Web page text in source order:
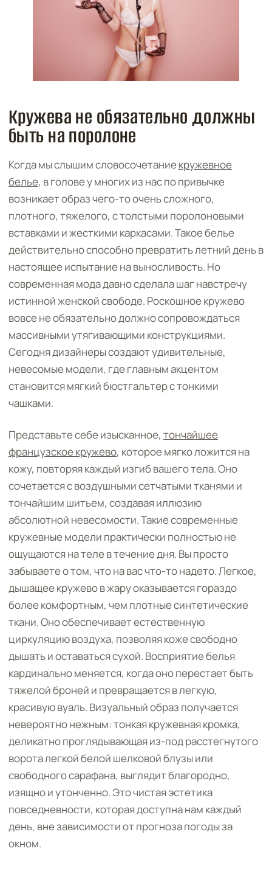
Кружева не обязательно должны
быть на поролоне
Когда мы слышим словосочетаниекружевное
белье, в голове у многих из нас по привычке
возникает образ чего-то очень сложного,
плотного, тяжелого, с толстыми поролоновыми
вставками и жесткими каркасами. Такое белье
действительно способно превратить летний день в
настоящее испытание на выносливость. Но
современная мода давно сделала шаг навстречу
истинной женской свободе. Роскошное кружево
вовсе не обязательно должно сопровождаться
массивными утягивающими конструкциями.
Сегодня дизайнеры создают удивительные,
невесомые модели, где главным акцентом
становится мягкий бюстгальтер с тонкими
чашками.
Представьте себе изысканное, тончайшее
французское кружево, которое мягко ложится на
кожу, повторяя каждый изгиб вашего тела. Оно
сочетается с воздушными сетчатыми тканями и
тончайшим шитьем, создавая иллюзию
абсолютной невесомости. Такие современные
кружевные модели практически полностью не
ощущаются на теле в течение дня. Вы просто
забываете о том, что на вас что-то надето. Легкое,
дышащее кружево в жару оказывается гораздо
более комфортным, чем плотные синтетические
ткани. Оно обеспечивает естественную
циркуляцию воздуха, позволяя коже свободно
дышать и оставаться сухой. Восприятие белья
кардинально меняется, когда оно перестает быть
тяжелой броней и превращается в легкую,
красивую вуаль. Визуальный образ получается
невероятно нежным: тонкая кружевная кромка,
деликатно проглядывающая из-под расстегнутого
ворота легкой белой шелковой блузы или
свободного сарафана, выглядит благородно,
изящно и утонченно. Это чистая эстетика
повседневности, которая доступна нам каждый
день, вне зависимости от прогноза погоды за
окном.